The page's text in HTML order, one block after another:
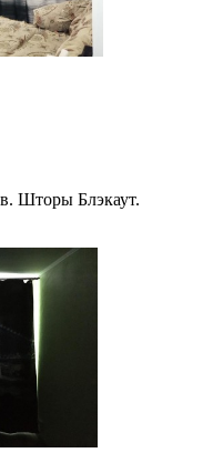
Шторы Блэкаут.